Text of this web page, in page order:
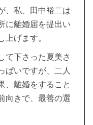
、私、田中裕二は
に離婚届を提出い
上げます。
て下さった夏美さ
ぱいですが、二人
、離婚をすること
向きで、最善の選